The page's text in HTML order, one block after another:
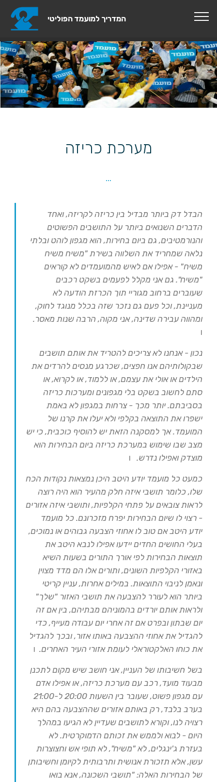
המדריך למועמד הפוליטי© moamad.com המדריך למועמד הפוליטי
מערכת כריזה
...
הבדל דק ביותר מבדיל בין כריזה לקריזה, ואחד
הדברים השנואים ביותר על התושבים הפשוטים
והנורמטיבים, גם ביום בחירות, הוא מגפון לוהט ובלתי
נלאה שמחריד את השלווה בשירת "משיח משיח
משיח" - אפילו אם לאיש מהמועמדים לא קוראים
"משיח". גם אני מקלל לפעמים בשקט רכבים
שעוברים ברחוב מגוריי תוך הכרזת הודעה לא
מעניינת, וכל פעם גם נזכר שזה בכלל מנוגד לחוק,
ומהווה עבירה שדינה, אני מקוה, הרבה שנות מאסר.
ו
נכון - אנחנו לא צריכים להטריד את אותם תושבים
שבקולותיהם אנו חפצים, שכרגע מנסים להרדים את
הילדים או אולי את עצמם, או ללמוד, או לקרוא, או
סתם לחשוב בשקט בלי מגפונים ומערכות כריזה
בסביבתם. יותר מכך - צרחות במגפון לא באמת
ישפרו את התוצאה בקלפי ולא יעלו את קרנו של
המועמד. אך למסקנה הזאת יש להוסיף כוכבית, כי יש
מצב שבו שימוש במערכת כריזה ביום הבחירות הוא
מוצדק ואפילו נדרש. ו
כמעט כל מועמד יודע היטב היכן נמצאות נקודות הכח
שלו, כלומר תושבי איזה חלק מהעיר הוא היה רוצה
לראות צובאים על פתחי הקלפיות, ותושבי איזה אזורים
- רצוי לו שיום הבחירות יפרח מזכרונם. כל מועמד
יודע היטב אם טוב לו אחוזי הצבעה גבוהים או נמוכים,
בעלי החושים החדים יידעו אפילו לנבא היטב את
תוצאות הבחירות לפי אורך התורים בשעות השיא
באזורי הקלפיות השונים, ותורים אלו הם מדד מצוין
ונאמן לניבוי התוצאות. במילים אחרות, עניין קריטי
ביותר הוא לעורר להצבעה את תושבי האזור "שלך"
ולראות אותם יורדים בהמוניהם מבתיהם, בין אם זה
יום שבתון ובפרט אם זה אחרי יום עבודה מעייף, כדי
להגדיל את אחוזי ההצבעה באותו אזור, ובכך להגדיל
את כוחו האלקטוראלי לעומת אזורי העיר האחרים. ו
בשל חשיבותו של העניין, אני חושב שיש מקום לתכנן
מבעוד מועד, רכב עם מערכת כריזה, או אפילו אדם
עם מגפון פשוט, שעובר בין השעות 20:00 ל-21:00
בערב בלבד, רק באותם אזורים שההצבעה בהם היא
רצויה לנו, וקורא לתושבים שעדיין לא הגיעו במהלך
היום - לבוא ולממש את זכותם הדמוקרטית. לא
בעזרת ג'ינגלים, לא "משיח", לא תופי אש וחצוצרות
עשן, אלא תזכורת אנושית ותרבותית לקיומן וחשיבותן
של הבחירות האלה: "תושבי השכונה, אנא בואו